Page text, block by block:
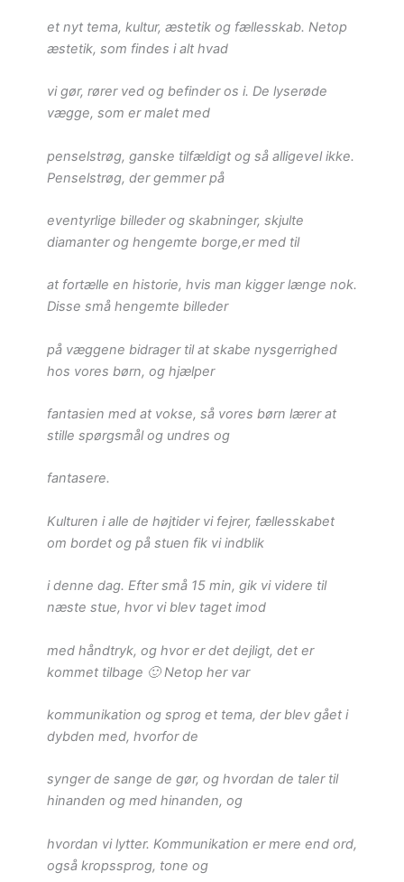
et nyt tema, kultur, æstetik og fællesskab. Netop
æstetik, som findes i alt hvad
vi gør, rører ved og befinder os i. De lyserøde
vægge, som er malet med
penselstrøg, ganske tilfældigt og så alligevel ikke.
Penselstrøg, der gemmer på
eventyrlige billeder og skabninger, skjulte
diamanter og hengemte borge,er med til
at fortælle en historie, hvis man kigger længe nok.
Disse små hengemte billeder
på væggene bidrager til at skabe nysgerrighed
hos vores børn, og hjælper
fantasien med at vokse, så vores børn lærer at
stille spørgsmål og undres og
fantasere.
Kulturen i alle de højtider vi fejrer, fællesskabet
om bordet og på stuen fik vi indblik
i denne dag. Efter små 15 min, gik vi videre til
næste stue, hvor vi blev taget imod
med håndtryk, og hvor er det dejligt, det er
kommet tilbage 🙂 Netop her var
kommunikation og sprog et tema, der blev gået i
dybden med, hvorfor de
synger de sange de gør, og hvordan de taler til
hinanden og med hinanden, og
hvordan vi lytter. Kommunikation er mere end ord,
også kropssprog, tone og